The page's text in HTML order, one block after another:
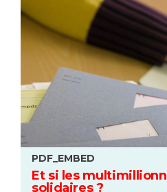
PDF_EMBED
Et si les
solidaires ?